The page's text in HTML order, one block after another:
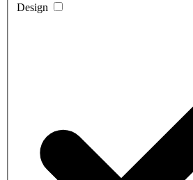
Design